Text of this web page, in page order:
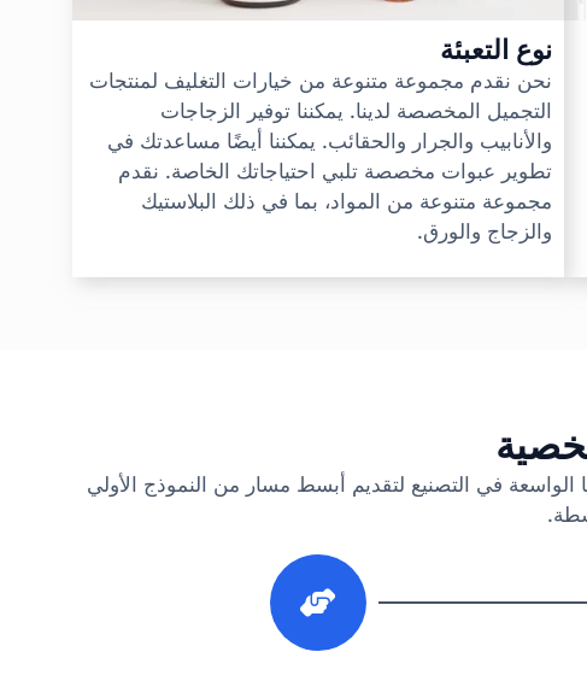
نوع التعبئة
نحن نقدم مجموعة متنوعة من خيارات التغليف لمنتجات
التجميل المخصصة لدينا. يمكننا توفير الزجاجات
والأنابيب والجرار والحقائب. يمكننا أيضًا مساعدتك في
تطوير عبوات مخصصة تلبي احتياجاتك الخاصة. نقدم
مجموعة متنوعة من المواد، بما في ذلك البلاستيك
والزجاج والورق.
الواسعة في التصنيع لتقديم أبسط مسار من النموذج الأولي